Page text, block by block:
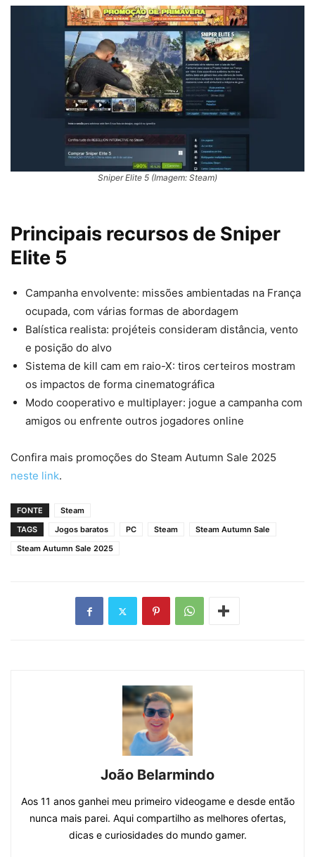
Sniper Elite 5 (Imagem: Steam)
Principais recursos de Sniper
Elite 5
Campanha envolvente: missões ambientadas na França
ocupada, com várias formas de abordagem
Balística realista: projéteis consideram distância, vento
e posição do alvo
Sistema de kill cam em raio-X: tiros certeiros mostram
os impactos de forma cinematográfica
Modo cooperativo e multiplayer: jogue a campanha com
amigos ou enfrente outros jogadores online
Confira mais promoções do Steam Autumn Sale 2025
neste link.
FONTE
Steam
TAGS
Jogos baratos PC Steam
Steam Autumn Sale
Steam Autumn Sale 2025
João Belarmindo
Aos 11 anos ganhei meu primeiro videogame e desde então
nunca mais parei. Aqui compartilho as melhores ofertas,
dicas e curiosidades do mundo gamer.